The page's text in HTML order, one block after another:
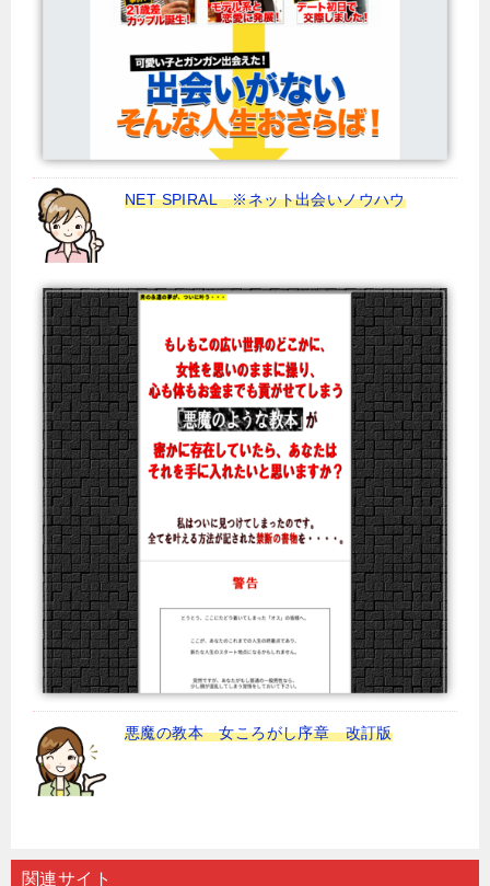
NET SPIRAL ※ネット出会いノウハウ
悪魔の教本 女ころがし序章 改訂版
関連サイト